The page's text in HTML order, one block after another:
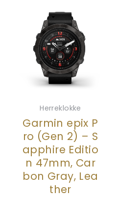
Herreklokke
Garmin epix P
ro (Gen 2) – S
apphire Editio
n 47mm, Car
bon Gray, Lea
ther